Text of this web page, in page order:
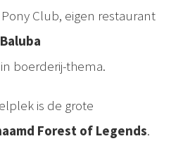
Club, eigen restaurant
Baluba
in boerderij-thema.
is de grote
Forest of Legends.